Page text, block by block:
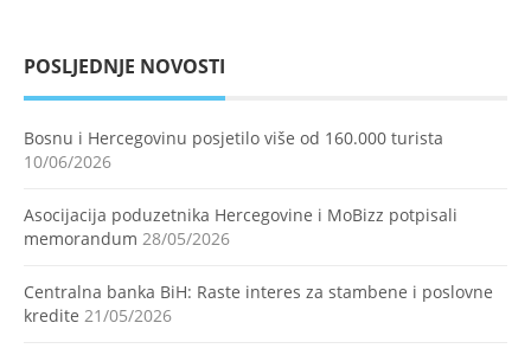
POSLJEDNJE NOVOSTI
Bosnu i Hercegovinu posjetilo više od 160.000 turista
10/06/2026
Asocijacija poduzetnika Hercegovine i MoBizz potpisali
memorandum 28/05/2026
Centralna banka BiH: Raste interes za stambene i poslovne
kredite 21/05/2026